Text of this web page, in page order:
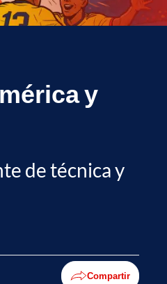
y
de técnica y
Compartir